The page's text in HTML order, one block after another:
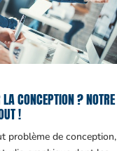
CONCEPTION ? NOTRE
!
problème de conception,